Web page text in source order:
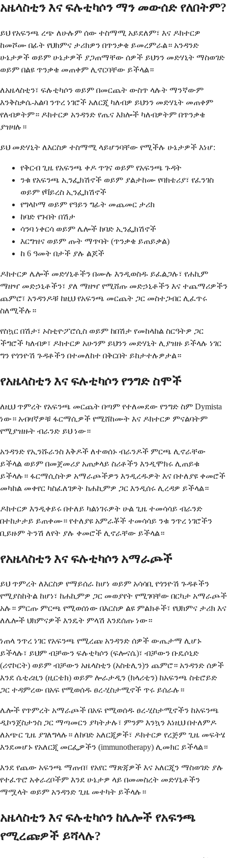
አዜላስቲን እና ፍሉቲካሶን ማን መውሰድ የለበትም?
ይህ የአፍንጫ ረጭ ለሁሉም ሰው ተስማሚ አይደለም፣ እና ዶክተርዎ
ከመሾሙ በፊት የህክምና ታሪክዎን በጥንቃቄ ይመረምራል። አንዳንድ
ሁኔታዎች ወይም ሁኔታዎች ያጋጠማቸው ሰዎች ይህንን መድሃኒት ማስወገድ
ወይም በልዩ ጥንቃቄ መጠቀም ሊኖርባቸው ይችላል።
ለአዜላስቲን፣ ፍሉቲካሶን ወይም በመርጨት ውስጥ ላሉት ማንኛውም
እንቅስቃሴ-አልባ ንጥረ ነገሮች አለርጂ ካለብዎ ይህንን መድሃኒት መጠቀም
የለብዎትም። ዶክተርዎ አንዳንድ የጤና እክሎች ካለብዎትም በጥንቃቄ
ያዝዛሉ።
ይህ መድሃኒት ለእርስዎ ተስማሚ ላይሆንባቸው የሚችሉ ሁኔታዎች እነሆ:
የቅርብ ጊዜ የአፍንጫ ቀዶ ጥገና ወይም የአፍንጫ ጉዳት
ንቁ የአፍንጫ ኢንፌክሽኖች ወይም ያልታከሙ የባክቴሪያ፣ የፈንገስ
ወይም የቫይረስ ኢንፌክሽኖች
የግላኮማ ወይም የዓይን ግፊት መጨመር ታሪክ
ከባድ የጉበት በሽታ
ሳንባ ነቀርሳ ወይም ሌሎች ከባድ ኢንፌክሽኖች
እርግዝና ወይም ጡት ማጥባት (ጥንቃቄ ይጠይቃል)
ከ 6 ዓመት በታች ያሉ ልጆች
ዶክተርዎ ሌሎች መድሃኒቶችን በሙሉ እንዲወስዱ ይፈልጋሉ፣ የሐኪም
ማዘዣ መድኃኒቶችን፣ ያለ ማዘዣ የሚሸጡ መድኃኒቶችን እና ተጨማሪዎችን
ጨምሮ፣ አንዳንዶቹ ከዚህ የአፍንጫ መርጨት ጋር መስተጋብር ሊፈጥሩ
ስለሚችሉ።
የስኳር በሽታ፣ ኦስቲዮፖሮሲስ ወይም ከበሽታ የመከላከል ስርዓትዎ ጋር
ችግሮች ካለብዎ፣ ዶክተርዎ አሁንም ይህንን መድሃኒት ሊያዝዙ ይችላሉ ነገር
ግን የጎንዮሽ ጉዳቶችን በተመለከተ በቅርበት ይከታተሉዎታል።
የአዜላስቲን እና ፍሉቲካሶን የንግድ ስሞች
ለዚህ ጥምረት የአፍንጫ መርጨት በጣም የተለመደው የንግድ ስም Dymista
ነው። አብዛኛዎቹ ፋርማሲዎች የሚሸከሙት እና ዶክተርዎ ምናልባትም
የሚያዝዙት ብራንድ ይህ ነው።
አንዳንድ የኢንሹራንስ እቅዶች ለተወሰኑ ብራንዶች ምርጫ ሊኖራቸው
ይችላል ወይም በመጀመሪያ አጠቃላይ ስሪቶችን እንዲሞክሩ ሊጠይቁ
ይችላሉ። ፋርማሲስትዎ አማራጮችዎን እንዲረዱዎት እና በተለያዩ ቀመሮች
መካከል መቀየር ካስፈለገዎት ከሐኪምዎ ጋር እንዲሰሩ ሊረዳዎ ይችላል።
ዶክተርዎ እንዲቀይሩ በተለይ ካልነገሩዎት ሁል ጊዜ ተመሳሳይ ብራንድ
በተከታታይ ይጠቀሙ። የተለያዩ አምራቾች ተመሳሳይ ንቁ ንጥረ ነገሮችን
ቢይዙም ትንሽ ለየት ያሉ ቀመሮች ሊኖራቸው ይችላል።
የአዜላስቲን እና ፍሉቲካሶን አማራጮች
ይህ ጥምረት ለእርስዎ የማይሰራ ከሆነ ወይም አሳሳቢ የጎንዮሽ ጉዳቶችን
የሚያስከትል ከሆነ፣ ከሐኪምዎ ጋር መወያየት የሚገባቸው በርካታ አማራጮች
አሉ። ምርጡ ምርጫ የሚወሰነው በእርስዎ ልዩ ምልክቶች፣ የህክምና ታሪክ እና
ለሌሎች ህክምናዎች እንዴት ምላሽ እንደሰጡ ነው።
ነጠላ ንጥረ ነገር የአፍንጫ የሚረጩ አንዳንድ ሰዎች ውጤታማ ሊሆኑ
ይችላሉ፣ ይህም ብቻውን ፍሉቲካሶን (ፍሎናሴ)፣ ብቻውን ቡዴሶኒድ
(ሪኖኮርት) ወይም ብቻውን አዜላስቲን (አስቴሊን)ን ጨምሮ። አንዳንድ ሰዎች
እንደ ሴቲሪዚን (ዚርቴክ) ወይም ሎራታዲን (ክላሪቲን) ከአፍንጫ ስቴሮይድ
ጋር ተዳምረው በአፍ የሚወሰዱ ፀረ-ሂስታሚኖች ጥሩ ይሰራሉ።
ሌሎች የጥምረት አማራጮች በአፍ የሚወሰዱ ፀረ-ሂስታሚኖችን ከአፍንጫ
ዲኮንጀስታንስ ጋር ማጣመርን ያካትታሉ፣ ምንም እንኳን እነዚህ በተለምዶ
ለአጭር ጊዜ ያገለግላሉ። ለከባድ አለርጂዎች፣ ዶክተርዎ የረጅም ጊዜ መፍትሄ
እንደመሆኑ የአለርጂ መርፌዎችን (immunotherapy) ሊመክር ይችላል።
እንደ የጨው አፍንጫ ማጠብ፣ የአየር ማጽጃዎች እና አለርጂን ማስወገድ ያሉ
የተፈጥሮ አቀራረቦችም እንደ ሁኔታዎ ላይ በመመስረት መድሃኒቶችን
ማሟላት ወይም አንዳንድ ጊዜ መተካት ይችላሉ።
አዜላስቲን እና ፍሉቲካሶን ከሌሎች የአፍንጫ
የሚረጩዎች ይሻላሉ?